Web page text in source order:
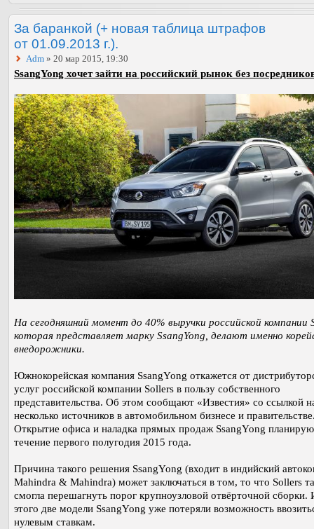
За баранкой (+ новая таблица штрафов
от 01.09.2013 г.).
Adm » 20 мар 2015, 19:30
SsangYong хочет зайти на российский рынок без
На сегодняшний момент до 40% выручки российской компании
которая представляет марку SsangYong, делают именно
внедорожники.
Южнокорейская компания SsangYong откажется от
услуг российской компании Sollers в пользу собственного
представительства. Об этом сообщают «Известия» со ссылкой
несколько источников в автомобильном бизнесе и
Открытие офиса и наладка прямых продаж SsangYong
течение первого полугодия 2015 года.
Причина такого решения SsangYong (входит в индийский
Mahindra & Mahindra) может заключаться в том, то что Sollers
смогла перешагнуть порог крупноузловой отвёрточной сборки.
этого две модели SsangYong уже потеряли возможность
нулевым ставкам.